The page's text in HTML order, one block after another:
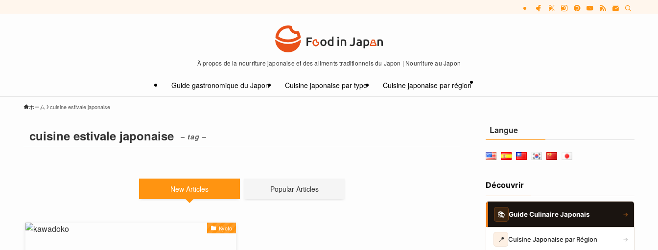
À propos de la nourriture japonaise et des aliments traditionnels du Japon | Nourriture au Japon
Guide gastronomique du Japon Cuisine japonaise par type Cuisine japonaise par région
ホーム cuisine estivale japonaise
cuisine estivale japonaise – tag –
New Articles Popular Articles
Kyoto
Langue
Découvrir
📚 Guide Culinaire Japonais →
📍 Cuisine Japonaise par Région →